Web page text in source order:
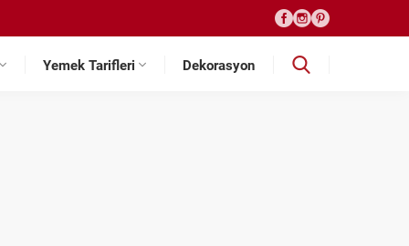
Yemek Tarifleri Dekorasyon